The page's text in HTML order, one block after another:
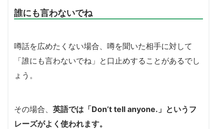
誰にも言わないでね
噂話を広めたくない場合、噂を聞いた相手に対して
「誰にも言わないでね」と口止めすることがあるでし
ょう。
その場合、 英語では「Don’t tell anyone.」というフ
レーズがよく使われます。